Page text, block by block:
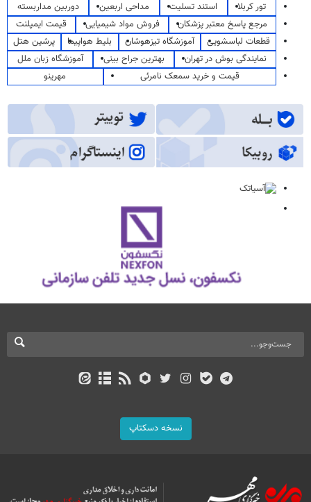
تور کربلا
استند تسلیت مداحی اربعین
دوربین مداربسته
مرجع پاسخ معتبر پزشکان
فروش مواد شیمیایی
قیمت ایمپلنت
قطعات لباسشویی
آموزشگاه تیزهوشان بلیط هواپیما
پرشین هتل
نمایندگی بوش در تهران
بهترین جراح بینی
آموزشگاه زبان ملل
قیمت و خرید سمعک نامرئی
مهرینو
نسخه دسکتاپ